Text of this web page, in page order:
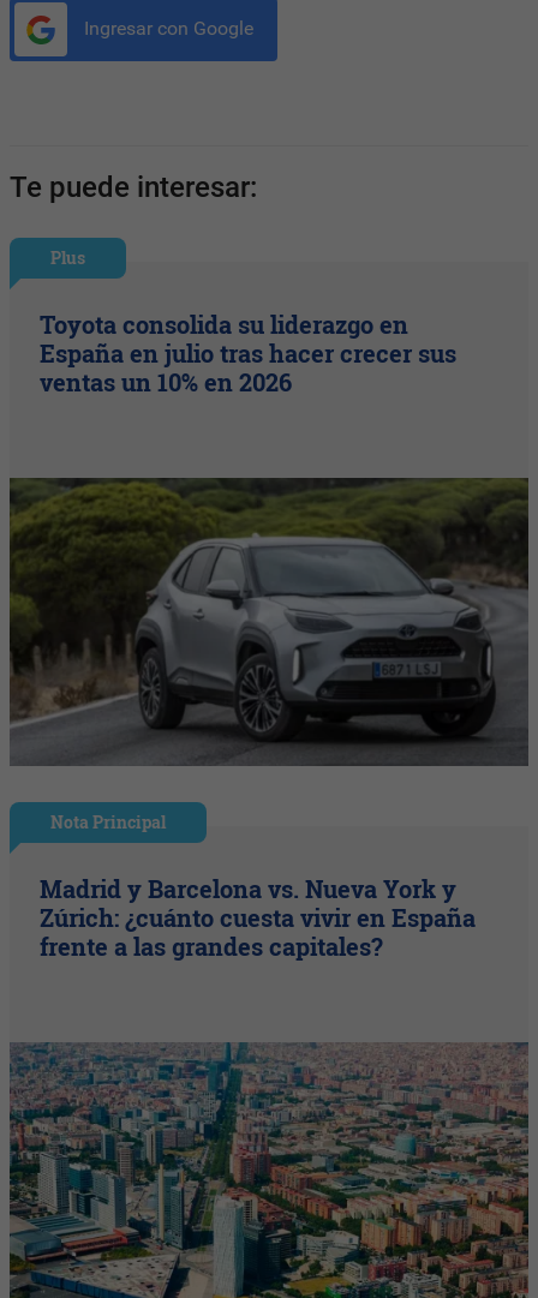
Ingresar con Google
Te puede interesar:
Plus
Toyota consolida su liderazgo en
España en julio tras hacer crecer sus
ventas un 10% en 2026
Nota Principal
Madrid y Barcelona vs. Nueva York y
Zúrich: ¿cuánto cuesta vivir en España
frente a las grandes capitales?